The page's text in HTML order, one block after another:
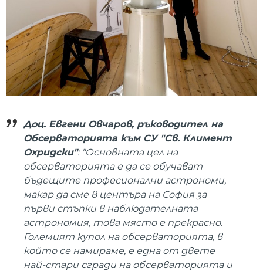
Доц. Евгени Овчаров, ръководител на
Обсерваторията към СУ "Св. Климент
Охридски": "Основната цел на
обсерваторията е да се обучават
бъдещите професионални астрономи,
макар да сме в центъра на София за
първи стъпки в наблюдателната
астрономия, това място е прекрасно.
Големият купол на обсерваторията, в
който се намираме, е една от двете
най-стари сгради на обсерваторията и